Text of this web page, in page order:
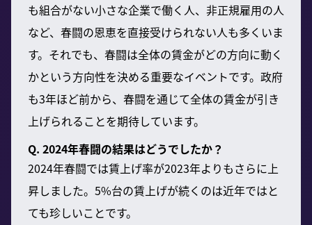
も組合がない小さな企業で働く人、非正規雇用の人
など、春闘の恩恵を直接受けられない人も多くいま
す。それでも、春闘は全体の賃金がどの方向に動く
かという方向性を決める重要なイベントです。政府
も3年ほど前から、春闘を通じて全体の賃金が引き
上げられることを期待しています。
Q. 2024年春闘の結果はどうでしたか？
2024年春闘では賃上げ率が2023年よりもさらに上
昇しました。5%台の賃上げが続くのは近年ではと
ても珍しいことです。